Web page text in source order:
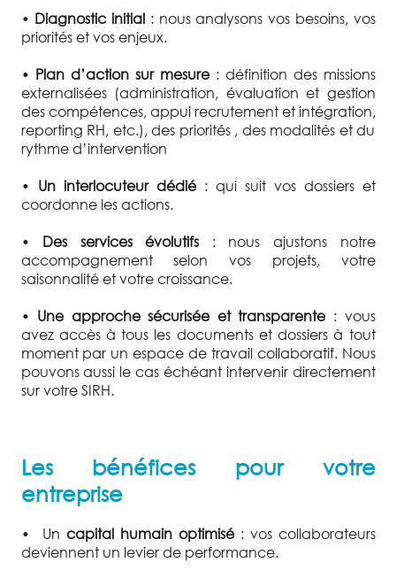
• Diagnostic initial : nous analysons vos besoins, vos
priorités et vos enjeux.
• Plan d’action sur mesure: définition des missions
externalisées (administration, évaluation et gestion
des compétences, appui recrutement et intégration,
reporting RH, etc.), des priorités , des modalités et du
rythme d’intervention
• Un interlocuteur dédié: qui suit vos dossiers et
coordonne les actions.
•
Des services évolutifs : nous ajustons notre
accompagnement selon vos projets, votre
saisonnalité et votre croissance.
• Une approche sécurisée et transparente: vous
avez accès à tous les documents et dossiers à tout
moment par un espace de travail collaboratif. Nous
pouvons aussi le cas échéant intervenir directement
sur votre SIRH.
Les bénéfices pour votre
entreprise
• Un capital humain optimisé: vos collaborateurs
deviennent un levier de performance.